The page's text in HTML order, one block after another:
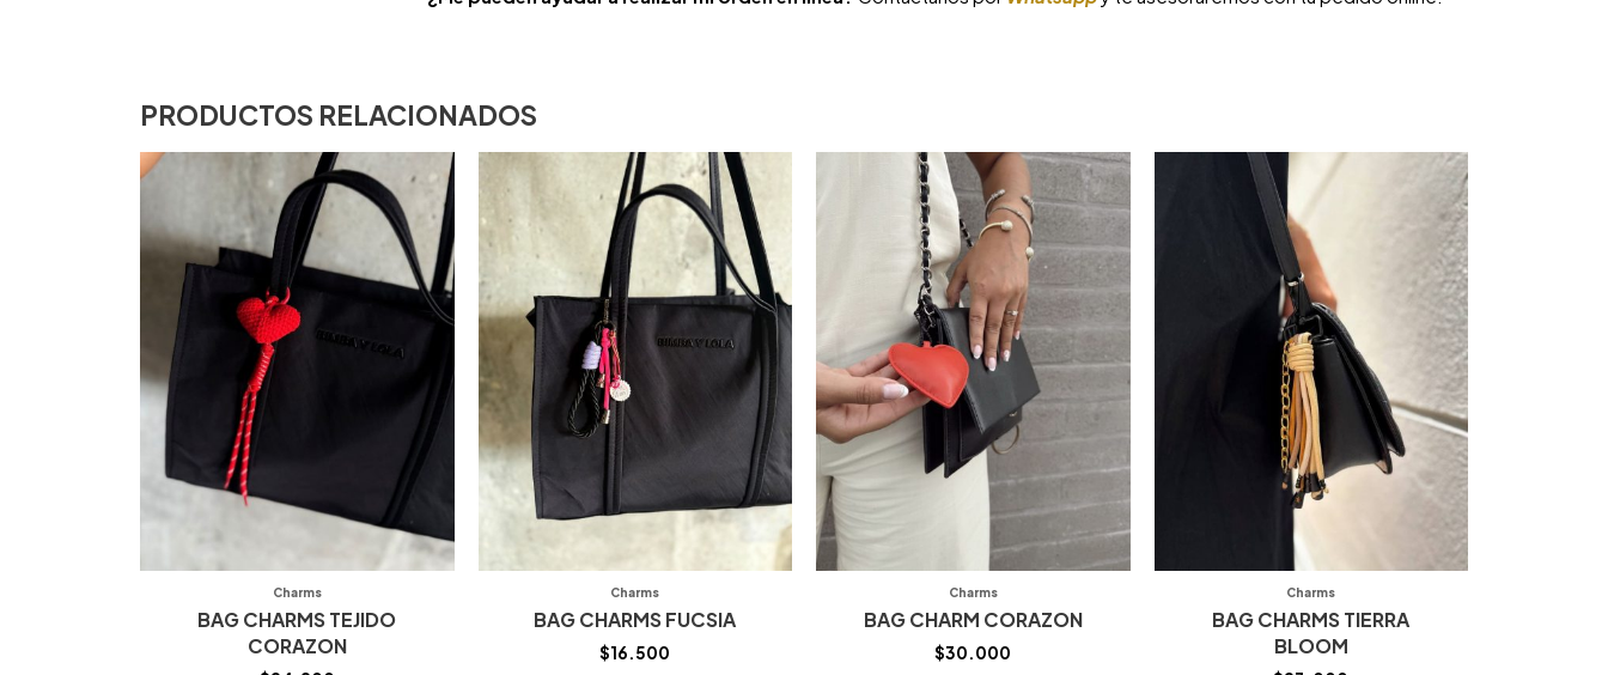
PRODUCTOS RELACIONADOS
Charms
BAG CHARMS TEJIDO
CORAZON
Charms
BAG CHARMS FUCSIA
$16.500
Charms
BAG CHARM CORAZON
$30.000
Charms
BAG CHARMS TIERRA
BLOOM